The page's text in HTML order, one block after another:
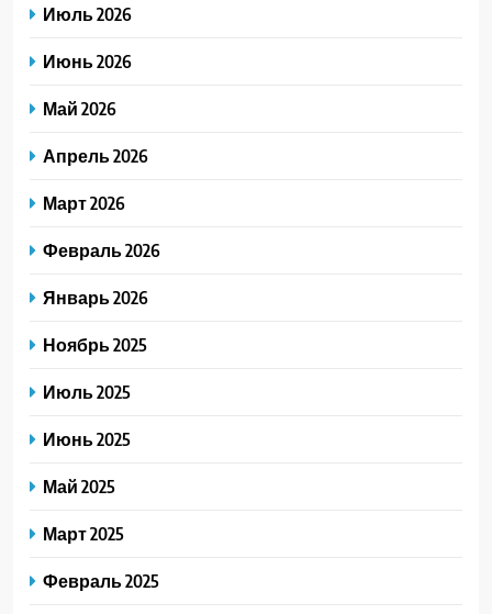
Июль 2026
Июнь 2026
Май 2026
Апрель 2026
Март 2026
Февраль 2026
Январь 2026
Ноябрь 2025
Июль 2025
Июнь 2025
Май 2025
Март 2025
Февраль 2025